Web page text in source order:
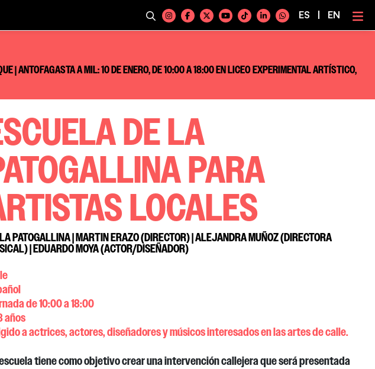
ES EN
| ANTOFAGASTA A MIL: 10 DE ENERO, DE 10:00 A 18:00 EN LICEO EXPERIMENTAL ARTÍSTICO,
DE LA
PARA
LOCALES
PATOGALLINA | MARTIN ERAZO (DIRECTOR) | ALEJANDRA MUÑOZ (DIRECTORA
| EDUARDO MOYA (ACTOR/DISEÑADOR)
de 10:00 a 18:00
años
a actrices, actores, diseñadores y músicos interesados en las artes de calle.
tiene como objetivo crear una intervención callejera que será presentada